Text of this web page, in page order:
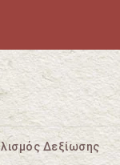
Δεξίωσης